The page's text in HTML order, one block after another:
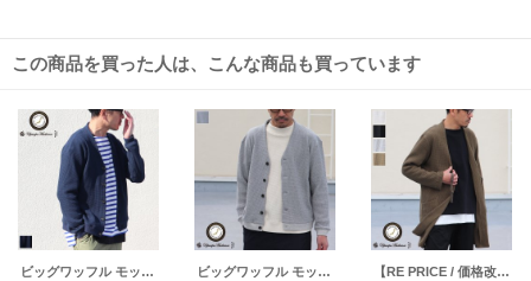
この商品を買った人は、こんな商品も買っています
ビッグワッフル モックVネック カーディガン【MADE IN JAPAN】『日本製』 / Upscape Audience ビッグワッフル モックVネック カーディガン【MADE IN JAPAN】『日本製』 / Upscape Audience 【RE PRICE / 価格改定】ビッグワッフルキモノガウンコート【MADE IN JAPAN】『日本製』 / Upscape Audience